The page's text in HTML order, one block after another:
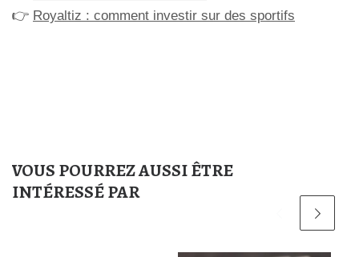
👉 Royaltiz : comment investir sur des sportifs
VOUS POURREZ AUSSI ÊTRE
INTÉRESSÉ PAR